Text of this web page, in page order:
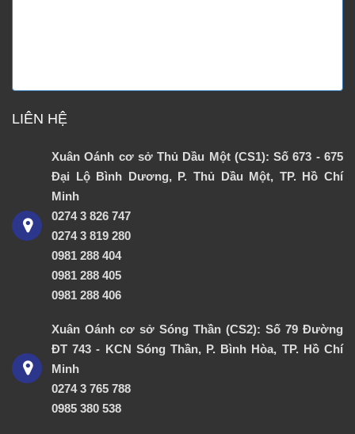
LIÊN HỆ
Xuân Oánh cơ sở Thủ Dầu Một (CS1): Số 673 - 675
Đại Lộ Bình Dương, P. Thủ Dầu Một, TP. Hồ Chí
Minh
0274 3 826 747
0274 3 819 280
0981 288 404
0981 288 405
0981 288 406
Xuân Oánh cơ sở Sóng Thần (CS2): Số 79 Đường
ĐT 743 - KCN Sóng Thần, P. Bình Hòa, TP. Hồ Chí
Minh
0274 3 765 788
0985 380 538